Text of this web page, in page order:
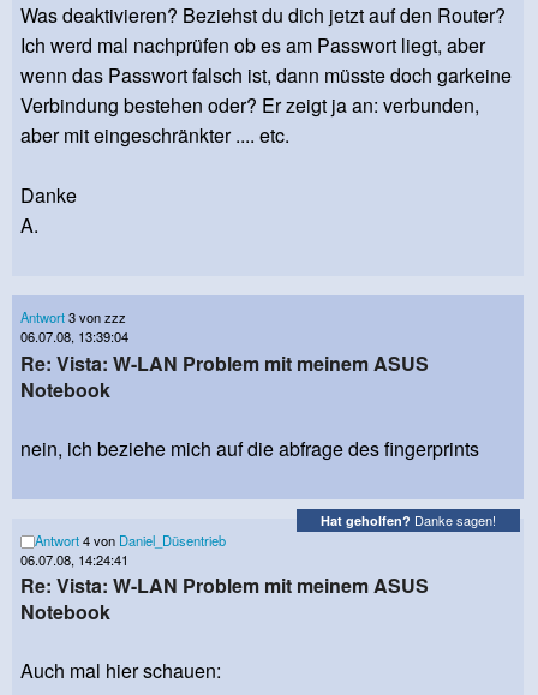
Was deaktivieren? Beziehst du dich jetzt auf den Router?
Ich werd mal nachprüfen ob es am Passwort liegt, aber
wenn das Passwort falsch ist, dann müsste doch garkeine
Verbindung bestehen oder? Er zeigt ja an: verbunden,
aber mit eingeschränkter .... etc.
Danke
A.
Antwort3 von zzz
06.07.08, 13:39:04
Re: Vista: W-LAN Problem mit meinem ASUS
Notebook
nein, ich beziehe mich auf die abfrage des fingerprints
Hat geholfen? Danke sagen!
Antwort4 von Daniel_Düsentrieb
06.07.08, 14:24:41
Re: Vista: W-LAN Problem mit meinem ASUS
Notebook
Auch mal hier schauen: